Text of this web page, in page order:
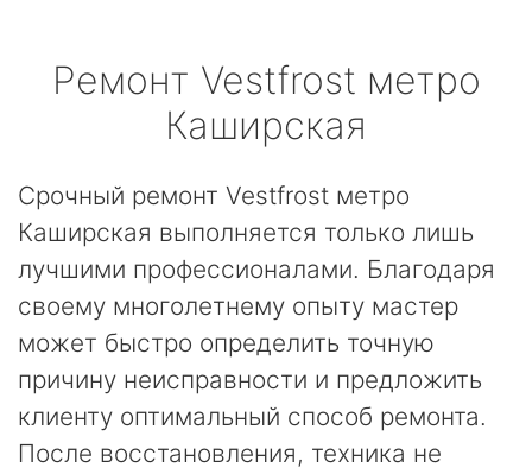
Ремонт Vestfrost метро
Каширская
Срочный ремонт Vestfrost метро
Каширская выполняется только лишь
лучшими профессионалами. Благодаря
своему многолетнему опыту мастер
может быстро определить точную
причину неисправности и предложить
клиенту оптимальный способ ремонта.
После восстановления, техника не